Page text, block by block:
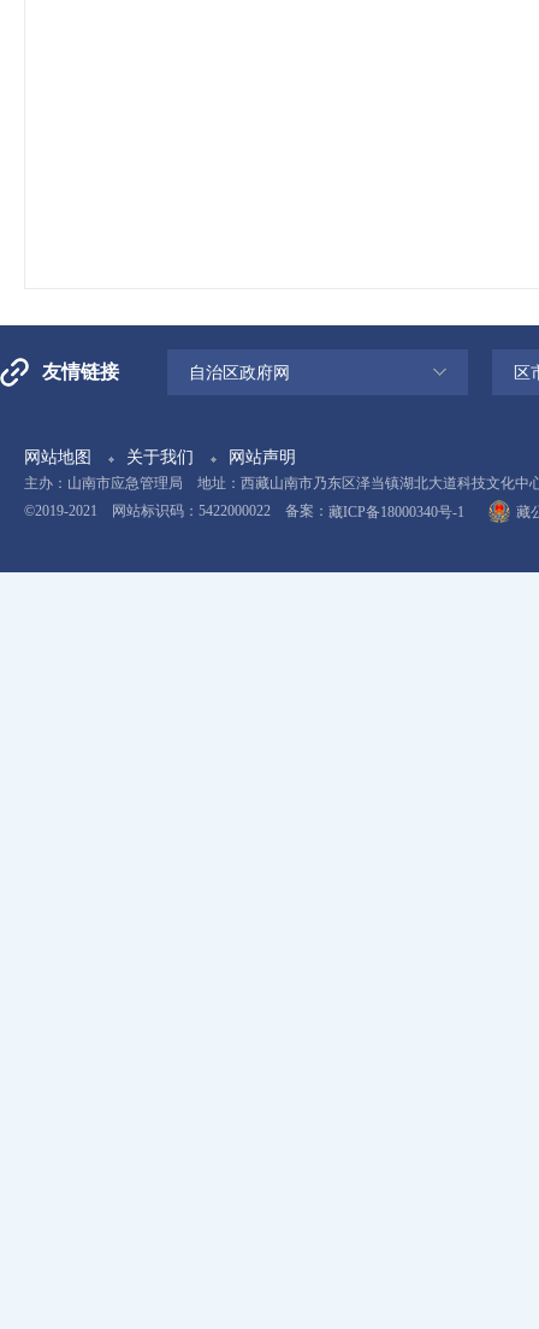
友情链接 自治区政府网 区
网站地图 关于我们 网站声明
主办：山南市应急管理局 地址：西藏山南市乃东区泽当镇湖北大道科技文化中
©2019-2021 网站标识码：5422000022 备案： 藏ICP备18000340号-1 藏